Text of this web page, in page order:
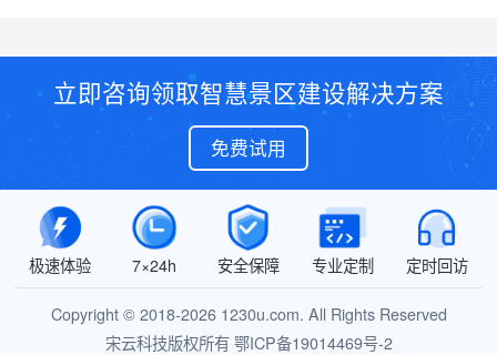
立即咨询领取智慧景区建设解决方案
免费试用
极速体验 7×24h 安全保障 专业定制 定时回访
Copyright © 2018-2026 1230u.com. All Rights Reserved
宋云科技版权所有 鄂ICP备19014469号-2